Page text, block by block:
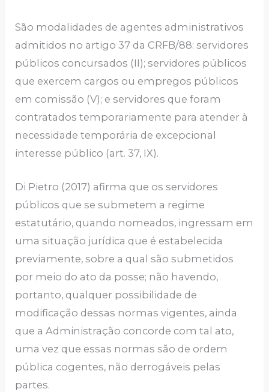
São modalidades de agentes administrativos
admitidos no artigo 37 da CRFB/88: servidores
públicos concursados (II); servidores públicos
que exercem cargos ou empregos públicos
em comissão (V); e servidores que foram
contratados temporariamente para atender à
necessidade temporária de excepcional
interesse público (art. 37, IX).
Di Pietro (2017) afirma que os servidores
públicos que se submetem a regime
estatutário, quando nomeados, ingressam em
uma situação jurídica que é estabelecida
previamente, sobre a qual são submetidos
por meio do ato da posse; não havendo,
portanto, qualquer possibilidade de
modificação dessas normas vigentes, ainda
que a Administração concorde com tal ato,
uma vez que essas normas são de ordem
pública cogentes, não derrogáveis pelas
partes.